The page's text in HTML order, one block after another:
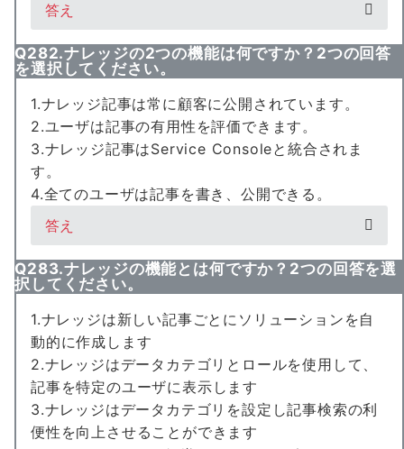
答え
Q282.ナレッジの2つの機能は何ですか？2つの回答
を選択してください。
1.ナレッジ記事は常に顧客に公開されています。
2.ユーザは記事の有用性を評価できます。
3.ナレッジ記事はService Consoleと統合されま
す。
4.全てのユーザは記事を書き、公開できる。
答え
Q283.ナレッジの機能とは何ですか？2つの回答を選
択してください。
1.ナレッジは新しい記事ごとにソリューションを自
動的に作成します
2.ナレッジはデータカテゴリとロールを使用して、
記事を特定のユーザに表示します
3.ナレッジはデータカテゴリを設定し記事検索の利
便性を向上させることができます